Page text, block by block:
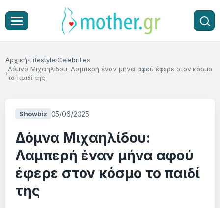
Αρχική Lifestyle Celebrities
Δόμνα Μιχαηλίδου: Λαμπερή έναν μήνα αφού έφερε στον κόσμο
το παιδί της
Showbiz 05/06/2025
Δόμνα Μιχαηλίδου:
Λαμπερή έναν μήνα αφού
έφερε στον κόσμο το παιδί
της